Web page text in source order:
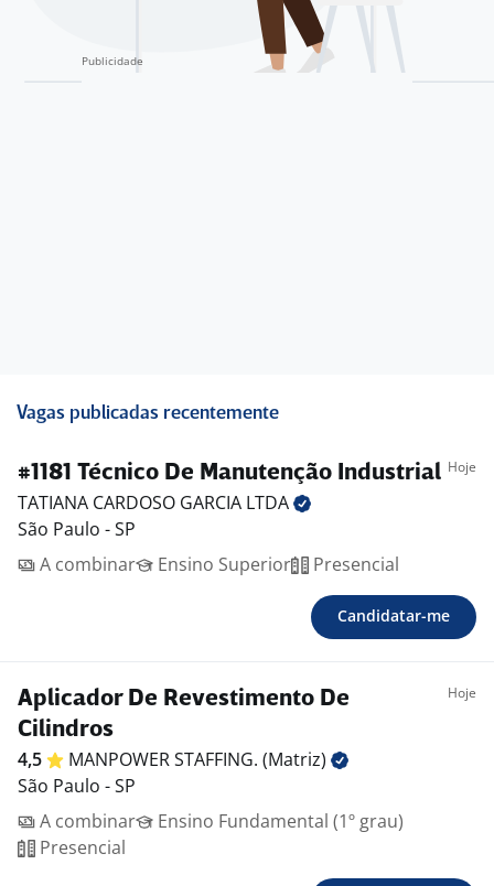
Vagas publicadas recentemente
#1181 Técnico De Manutenção Industrial Hoje
TATIANA CARDOSO GARCIA LTDA
São Paulo - SP
A combinar
Ensino Superior Presencial
Candidatar-me
Aplicador De Revestimento De
Cilindros
Hoje
4,5 MANPOWER STAFFING. (Matriz)
São Paulo - SP
A combinar
Ensino Fundamental (1º grau)
Presencial